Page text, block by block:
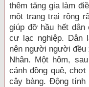
thêm tăng gia làm
một trang trại rộng
giúp đỡ hầu hết dân
cư lạc nghiệp. Dân
nên người người đều
Nhân. Một hôm,
cảnh đồng quê,
cây bàng. Động tính